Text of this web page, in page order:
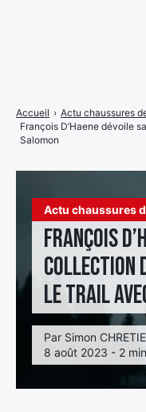
Actu chaussures
François
collection
le trail
Par Simon
8 août 2023 - 2
Accueil ›
François D’Haene dévoile
Salomon